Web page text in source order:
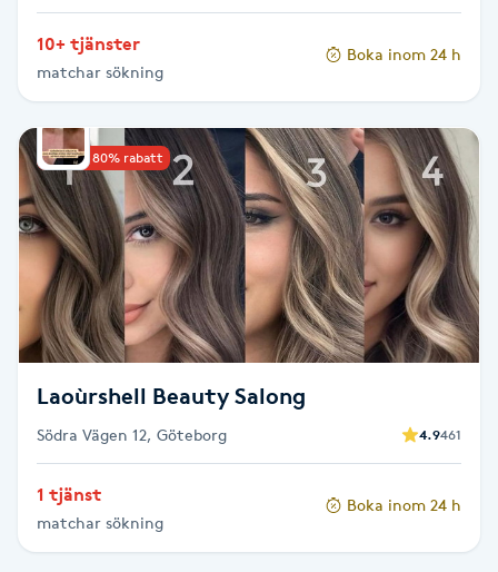
Coachning
Color correction
Cryoterapi
D
Damklippning
Dermapen
Enzympeeling
Extensions
10+ tjänster
matchar sökning
Boka inom 24 h
Upp till 80% rabatt
Laoùrshell Beauty Salong
Södra Vägen 12, Göteborg 4.9461
1 tjänst
matchar sökning
Boka inom 24 h